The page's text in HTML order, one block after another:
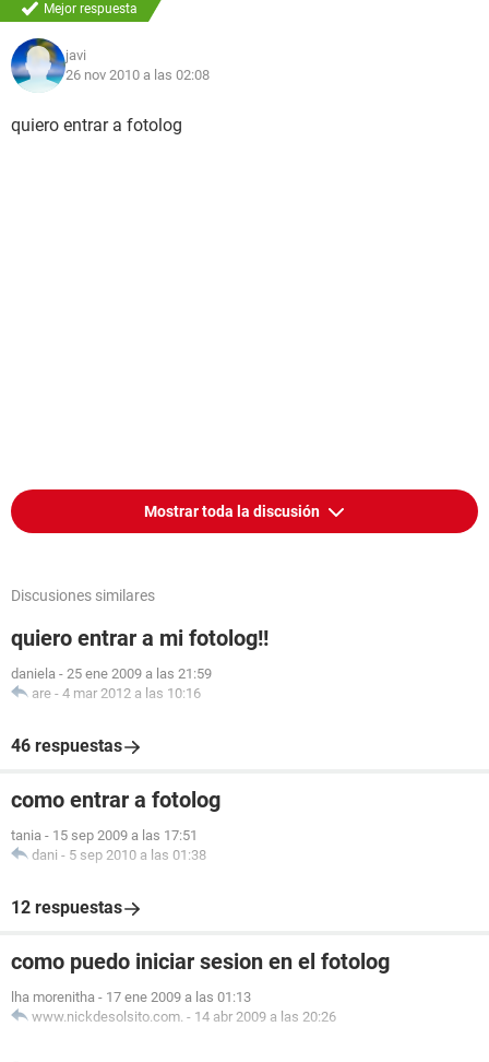
Mejor respuesta
javi
26 nov 2010 a las 02:08
quiero entrar a fotolog
Mostrar toda la discusión
Discusiones similares
quiero entrar a mi fotolog!!
daniela - 25 ene 2009 a las 21:59
are - 4 mar 2012 a las 10:16
46 respuestas
como entrar a fotolog
tania - 15 sep 2009 a las 17:51
dani - 5 sep 2010 a las 01:38
12 respuestas
como puedo iniciar sesion en el fotolog
lha morenitha - 17 ene 2009 a las 01:13
www.nickdesolsito.com. - 14 abr 2009 a las 20:26